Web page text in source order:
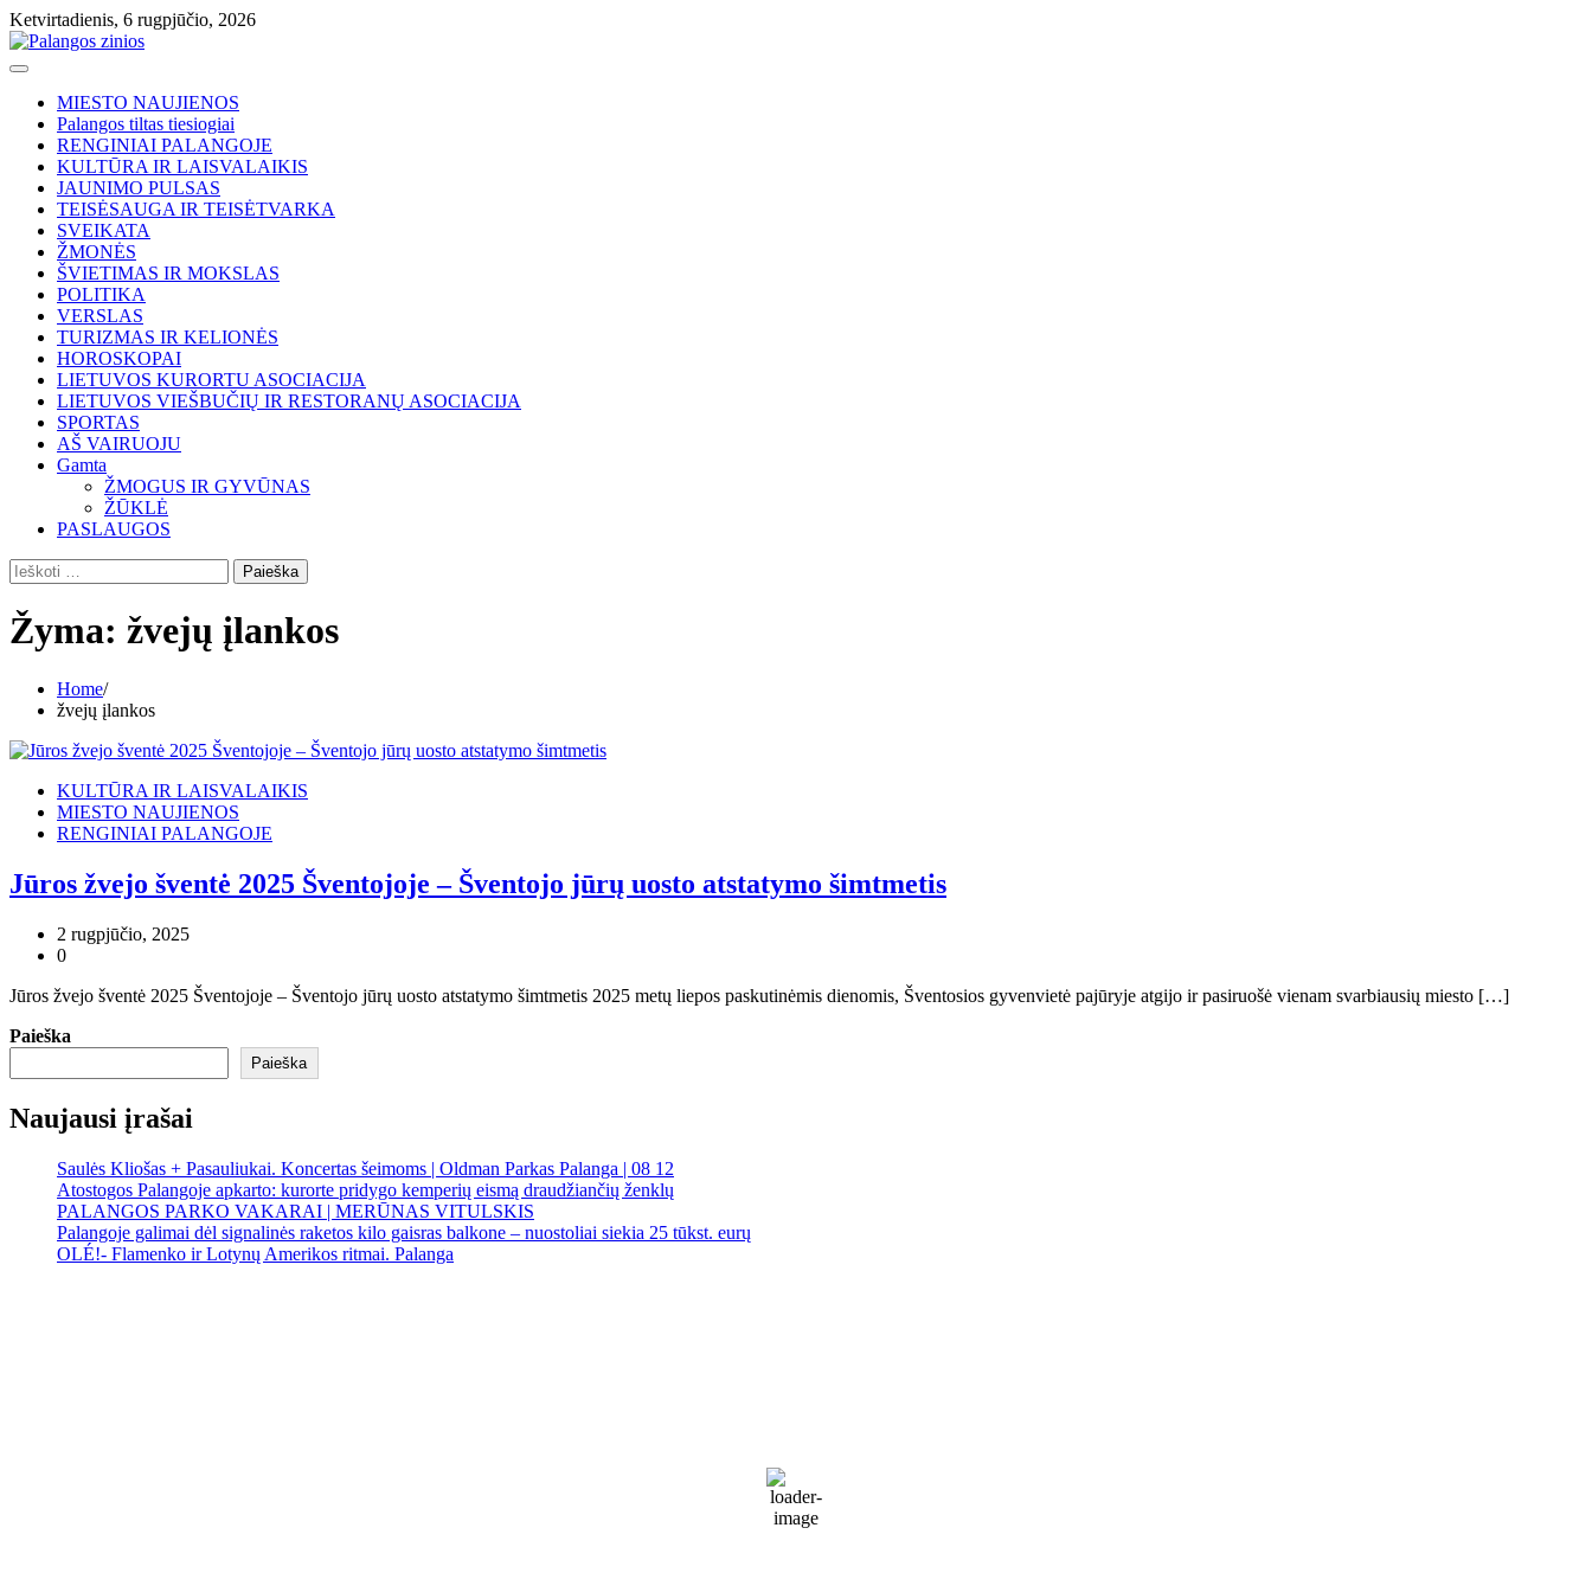
Skip
to
content
Ketvirtadienis, 6 rugpjūčio, 2026
MIESTO NAUJIENOS
Palangos tiltas tiesiogiai
RENGINIAI PALANGOJE
KULTŪRA IR LAISVALAIKIS
JAUNIMO PULSAS
TEISĖSAUGA IR TEISĖTVARKA
SVEIKATA
ŽMONĖS
ŠVIETIMAS IR MOKSLAS
POLITIKA
VERSLAS
TURIZMAS IR KELIONĖS
HOROSKOPAI
LIETUVOS KURORTU ASOCIACIJA
LIETUVOS VIEŠBUČIŲ IR RESTORANŲ ASOCIACIJA
SPORTAS
AŠ VAIRUOJU
Gamta
ŽMOGUS IR GYVŪNAS
ŽŪKLĖ
PASLAUGOS
Ieškoti:
Žyma: žvejų įlankos
Home
žvejų įlankos
KULTŪRA IR LAISVALAIKIS
MIESTO NAUJIENOS
RENGINIAI PALANGOJE
Jūros žvejo šventė 2025 Šventojoje – Šventojo jūrų uosto atstatymo šimtmetis
2 rugpjūčio, 2025
0
Jūros žvejo šventė 2025 Šventojoje – Šventojo jūrų uosto atstatymo šimtmetis 2025 metų liepos paskutinėmis dienomis, Šventosios gyvenvietė pajūryje atgijo ir pasiruošė vienam svarbiausių miesto […]
Paieška
Paieška
Naujausi įrašai
Saulės Kliošas + Pasauliukai. Koncertas šeimoms | Oldman Parkas Palanga | 08 12
Atostogos Palangoje apkarto: kurorte pridygo kemperių eismą draudžiančių ženklų
PALANGOS PARKO VAKARAI | MERŪNAS VITULSKIS
Palangoje galimai dėl signalinės raketos kilo gaisras balkone – nuostoliai siekia 25 tūkst. eurų
OLÉ!- Flamenko ir Lotynų Amerikos ritmai. Palanga
Patchy rain nearby
76 %